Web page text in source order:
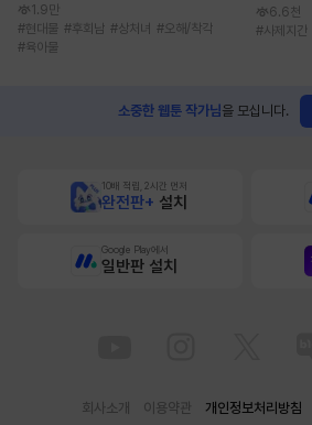
1.9만
#현대물 #후회남 #상처녀 #오해/착각
#육아물
6.6천
#사제지간
소중한 웹툰 작가님을 모십니다.
10배 적립, 2시간 먼저
완전판+ 설치
Google Play에서
일반판 설치
회사소개 이용약관 개인정보처리방침